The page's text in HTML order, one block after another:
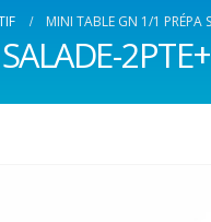
MINI TABLE GN 1/1 PRÉPA